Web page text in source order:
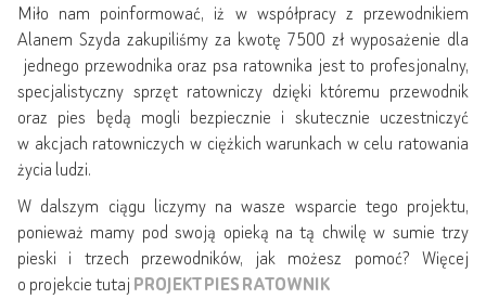
Miło nam poinformować, iż w współpracy z przewodnikiem
Alanem Szyda zakupiliśmy za kwotę 7500 zł wyposażenie dla
jednego przewodnika oraz psa ratownika jest to profesjonalny,
specjalistyczny sprzęt ratowniczy dzięki któremu przewodnik
oraz pies będą mogli bezpiecznie i skutecznie uczestniczyć
w akcjach ratowniczych w ciężkich warunkach w celu ratowania
życia ludzi.
W dalszym ciągu liczymy na wasze wsparcie tego projektu,
ponieważ mamy pod swoją opieką na tą chwilę w sumie trzy
pieski i trzech przewodników, jak możesz pomoć? Więcej
o projekcie tutaj PROJEKT PIES RATOWNIK